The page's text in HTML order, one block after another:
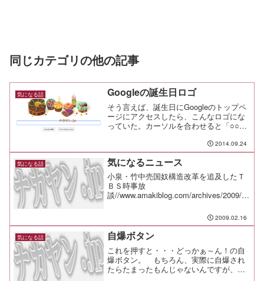
同じカテゴリの他の記事
気になる話 Googleの誕生日ロゴ
そう言えば、誕生日にGoogleのトップペ
ージにアクセスしたら、こんなロゴにな
っていた。カーソルを合わせると「○○さ
いる。あれ？Google+にも誕生日は登録
していたんだっけか。なんか、嬉しいよ
うな、そこ...
2014.09.24
気になる話 気になるニュース
小泉・竹中売国奴構造改革を追及したＴ
ＢＳ時事放
談//www.amakiblog.com/archives/2009/02
の財宝発見? 発掘をめぐって裁判
に//journal.my...
2009.02.16
気になる話 自爆ボタン
これを押すと・・・どっかぁ～ん！の自
爆ボタン。 もちろん、実際に自爆され
たらたまったもんじゃないんですが、コ